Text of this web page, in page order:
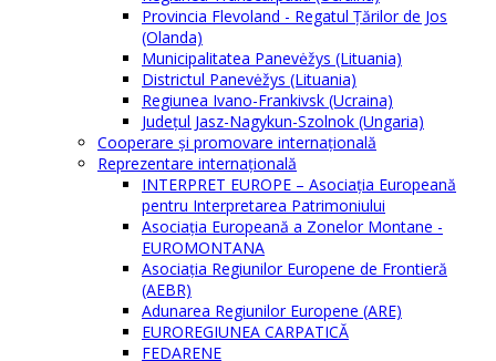
Provincia Flevoland - Regatul Ţărilor de Jos
(Olanda)
Municipalitatea Panevėžys (Lituania)
Districtul Panevėžys (Lituania)
Regiunea Ivano-Frankivsk (Ucraina)
Judeţul Jasz-Nagykun-Szolnok (Ungaria)
Cooperare şi promovare internaţională
Reprezentare internaţională
INTERPRET EUROPE – Asociația Europeană
pentru Interpretarea Patrimoniului
Asociația Europeană a Zonelor Montane -
EUROMONTANA
Asociația Regiunilor Europene de Frontieră
(AEBR)
Adunarea Regiunilor Europene (ARE)
EUROREGIUNEA CARPATICĂ
FEDARENE